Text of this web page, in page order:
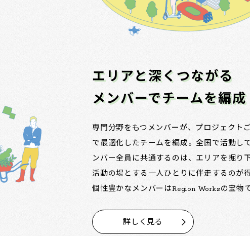
エリアと深くつながる
メンバーでチームを編成
専門分野をもつメンバーが、プロジェクト
で最適化したチームを編成。全国で活動し
ンバー全員に共通するのは、エリアを掘り
活動の場とする一人ひとりに伴走するのが
個性豊かなメンバーはRegion Worksの宝物で
詳しく見る